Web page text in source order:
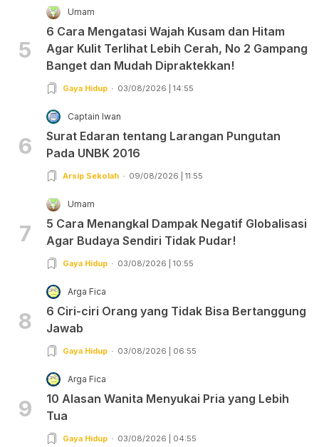
5
Umam
6 Cara Mengatasi Wajah Kusam dan Hitam
Agar Kulit Terlihat Lebih Cerah, No 2 Gampang
Banget dan Mudah Dipraktekkan!
Gaya Hidup 03/08/2026 | 14:55
6
Captain Iwan
Surat Edaran tentang Larangan Pungutan
Pada UNBK 2016
Arsip Sekolah 09/08/2026 | 11:55
7
Umam
5 Cara Menangkal Dampak Negatif Globalisasi
Agar Budaya Sendiri Tidak Pudar!
Gaya Hidup 03/08/2026 | 10:55
8
Arga Fica
6 Ciri-ciri Orang yang Tidak Bisa Bertanggung
Jawab
Gaya Hidup 03/08/2026 | 06:55
9
Arga Fica
10 Alasan Wanita Menyukai Pria yang Lebih
Tua
Gaya Hidup 03/08/2026 | 04:55